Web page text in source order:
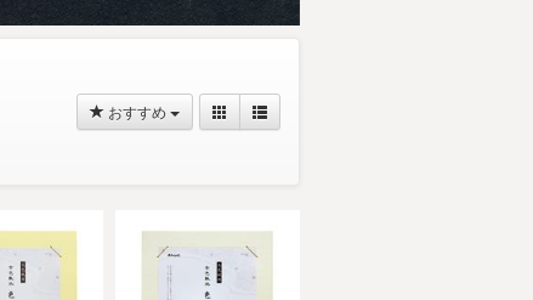
おすすめ